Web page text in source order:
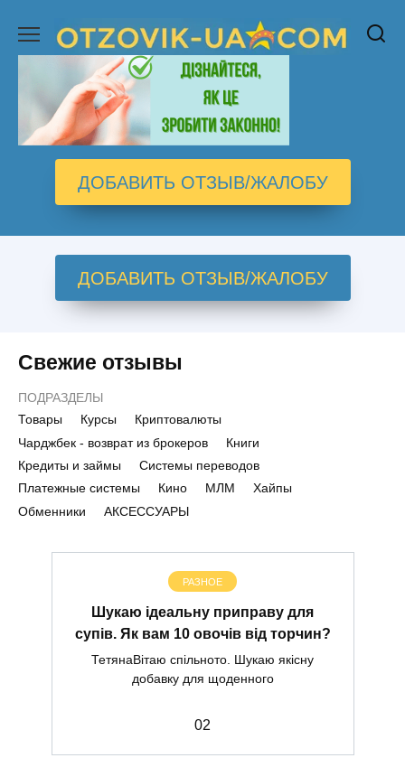
содержанию
ДОБАВИТЬ ОТЗЫВ/ЖАЛОБУ
ДОБАВИТЬ ОТЗЫВ/ЖАЛОБУ
Свежие отзывы
ПОДРАЗДЕЛЫ
Товары
Курсы
Криптовалюты
Чарджбек - возврат из брокеров
Книги
Кредиты и займы
Системы переводов
Платежные системы
Кино МЛМ
Хайпы
Обменники
АКСЕССУАРЫ
РАЗНОЕ
Шукаю ідеальну приправу для
супів. Як вам 10 овочів від торчин?
ТетянаВітаю спільното. Шукаю якісну
добавку для щоденного
02